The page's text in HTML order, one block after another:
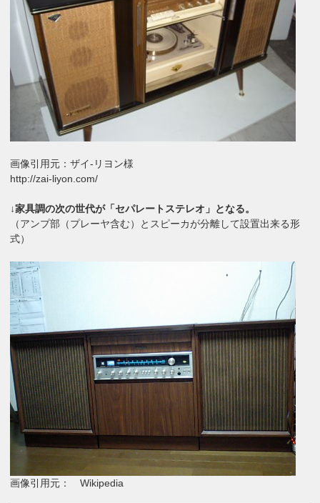
画像引用元：ザイ-リヨン様
http://zai-liyon.com/
↓家具調の次の世代が「セパレートステレオ」となる。
（アンプ部（プレーヤ含む）とスピーカが分離して設置出来る形
式）
画像引用元： Wikipedia